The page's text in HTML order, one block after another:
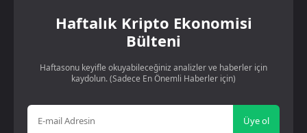
Haftalık Kripto Ekonomisi
Bülteni
Haftasonu keyifle okuyabileceğiniz analizler ve haberler için
kaydolun. (Sadece En Önemli Haberler için)
Üye ol